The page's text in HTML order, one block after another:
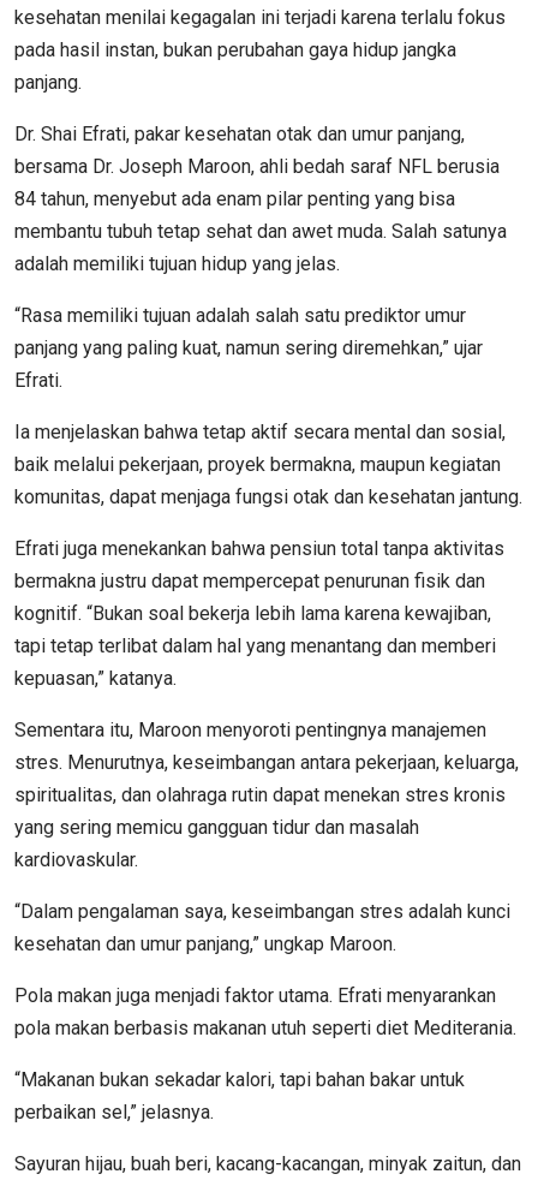
kesehatan menilai kegagalan ini terjadi karena terlalu fokus
pada hasil instan, bukan perubahan gaya hidup jangka
panjang.
Dr. Shai Efrati, pakar kesehatan otak dan umur panjang,
bersama Dr. Joseph Maroon, ahli bedah saraf NFL berusia
84 tahun, menyebut ada enam pilar penting yang bisa
membantu tubuh tetap sehat dan awet muda. Salah satunya
adalah memiliki tujuan hidup yang jelas.
“Rasa memiliki tujuan adalah salah satu prediktor umur
panjang yang paling kuat, namun sering diremehkan,” ujar
Efrati.
Ia menjelaskan bahwa tetap aktif secara mental dan sosial,
baik melalui pekerjaan, proyek bermakna, maupun kegiatan
komunitas, dapat menjaga fungsi otak dan kesehatan jantung.
Efrati juga menekankan bahwa pensiun total tanpa aktivitas
bermakna justru dapat mempercepat penurunan fisik dan
kognitif. “Bukan soal bekerja lebih lama karena kewajiban,
tapi tetap terlibat dalam hal yang menantang dan memberi
kepuasan,” katanya.
Sementara itu, Maroon menyoroti pentingnya manajemen
stres. Menurutnya, keseimbangan antara pekerjaan, keluarga,
spiritualitas, dan olahraga rutin dapat menekan stres kronis
yang sering memicu gangguan tidur dan masalah
kardiovaskular.
“Dalam pengalaman saya, keseimbangan stres adalah kunci
kesehatan dan umur panjang,” ungkap Maroon.
Pola makan juga menjadi faktor utama. Efrati menyarankan
pola makan berbasis makanan utuh seperti diet Mediterania.
“Makanan bukan sekadar kalori, tapi bahan bakar untuk
perbaikan sel,” jelasnya.
Sayuran hijau, buah beri, kacang-kacangan, minyak zaitun, dan